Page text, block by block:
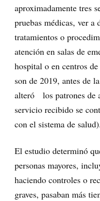
aproximadamente tres
pruebas médicas, ver a
tratamientos o
atención en salas de
hospital o en centros
son de 2019, antes de
alteró los patrones de
servicio recibido se
con el sistema de salud).
El estudio determinó
personas mayores,
haciendo controles o
graves, pasaban más